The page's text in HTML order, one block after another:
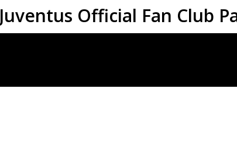
Juventus Official Fan Club